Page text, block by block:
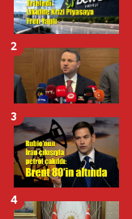
2
3
4